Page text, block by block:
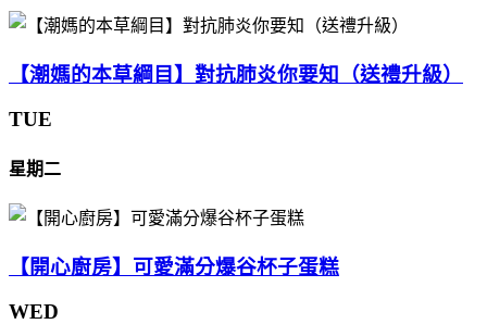
【潮媽的本草綱目】對抗肺炎你要知（送禮升級）
TUE
星期二
【開心廚房】可愛滿分爆谷杯子蛋糕
WED